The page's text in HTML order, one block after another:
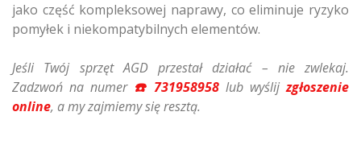
jako część kompleksowej naprawy, co eliminuje ryzyko
pomyłek i niekompatybilnych elementów.
Jeśli Twój sprzęt AGD przestał działać – nie zwlekaj.
Zadzwoń na numer ☎️ 731958958 lub wyślijzgłoszenie
online, a my zajmiemy się resztą.